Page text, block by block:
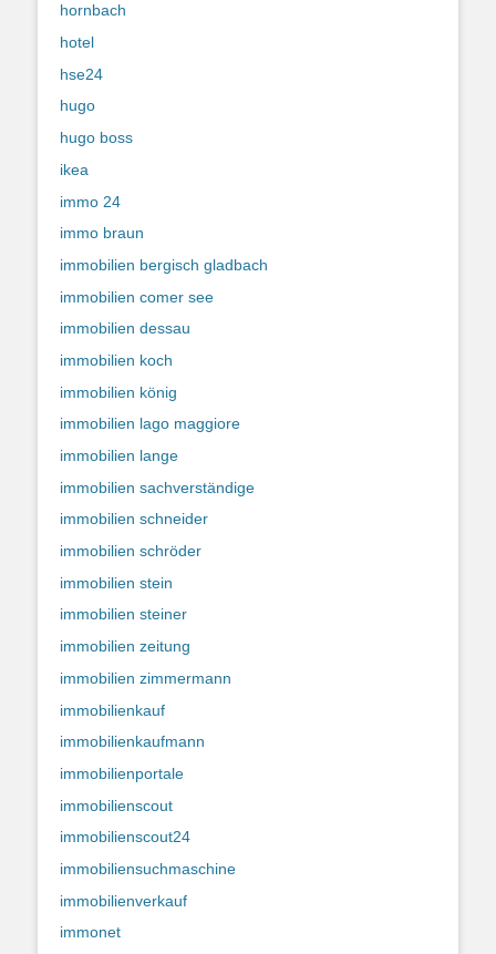
hornbach
hotel
hse24
hugo
hugo boss
ikea
immo 24
immo braun
immobilien bergisch gladbach
immobilien comer see
immobilien dessau
immobilien koch
immobilien könig
immobilien lago maggiore
immobilien lange
immobilien sachverständige
immobilien schneider
immobilien schröder
immobilien stein
immobilien steiner
immobilien zeitung
immobilien zimmermann
immobilienkauf
immobilienkaufmann
immobilienportale
immobilienscout
immobilienscout24
immobiliensuchmaschine
immobilienverkauf
immonet